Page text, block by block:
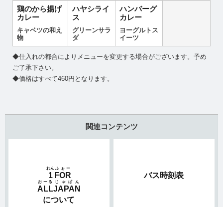
鶏のから揚げ
カレー
キャベツの和え
物
ハヤシライ
ス
グリーンサラ
ダ
ハンバーグ
カレー
ヨーグルトス
イーツ
◆仕入れの都合によりメニューを変更する場合がございます。予め
ご了承下さい。
◆価格はすべて460円となります。
関連コンテンツ
1
わん
FOR
ふぉー
ALL
おーる
JAPAN
じゃぱん
について
バス時刻表